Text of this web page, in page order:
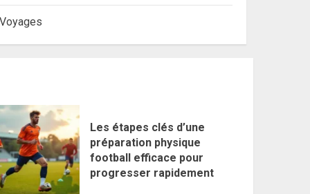
Voyages
Les étapes clés d’une
préparation physique
football efficace pour
progresser rapidement